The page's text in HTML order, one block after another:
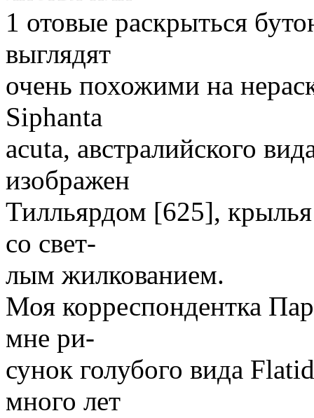
1 отовые раскрыться
выглядят
очень похожими на
Siphanta
acuta, австралийского
изображен
Тилльярдом [625],
со свет-
лым жилкованием.
Моя корреспондентка
мне ри-
сунок голубого вида
много лет